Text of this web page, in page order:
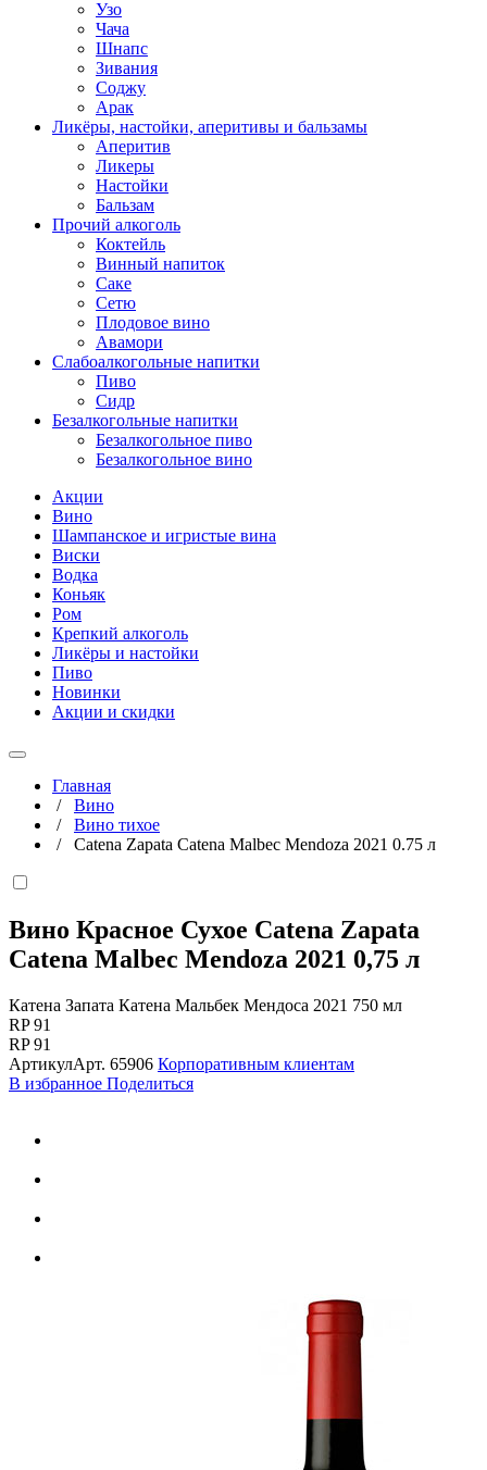
Узо
Чача
Шнапс
Зивания
Соджу
Арак
Ликёры, настойки, аперитивы и бальзамы
Аперитив
Ликеры
Настойки
Бальзам
Прочий алкоголь
Коктейль
Винный напиток
Саке
Сетю
Плодовое вино
Авамори
Слабоалкогольные напитки
Пиво
Сидр
Безалкогольные напитки
Безалкогольное пиво
Безалкогольное вино
Акции
Вино
Шампанское и игристые вина
Виски
Водка
Коньяк
Ром
Крепкий алкоголь
Ликёры и настойки
Пиво
Новинки
Акции и скидки
Главная
/ Вино
/ Вино тихое
/ Catena Zapata Catena Malbec Mendoza 2021 0.75 л
Вино Красное Сухое Catena Zapata
Catena Malbec Mendoza 2021 0,75 л
Катена Запата Катена Мальбек Мендоса 2021 750 мл
RP 91
RP 91
АртикулАрт. 65906 Корпоративным клиентам
В избранное Поделиться